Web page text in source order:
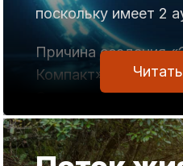
поскольку имеет 2
Причина создания
Компакт».
Система
более 10 лет назад,
чтобы каждый